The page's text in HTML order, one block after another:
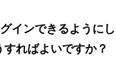
インできるように
ればよいですか？